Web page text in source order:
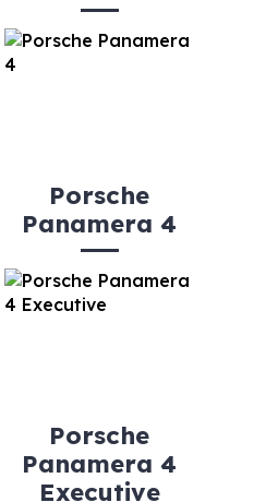
Porsche
Panamera 4
Porsche
Panamera 4
Executive